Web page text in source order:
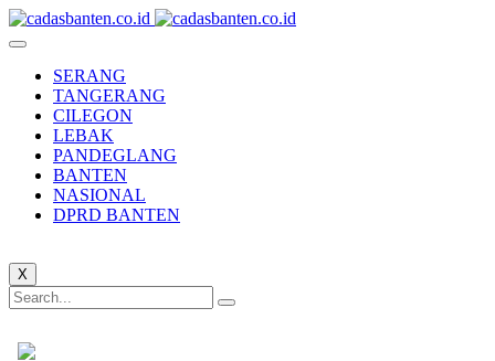
SERANG
TANGERANG
CILEGON
LEBAK
PANDEGLANG
BANTEN
NASIONAL
DPRD BANTEN
X